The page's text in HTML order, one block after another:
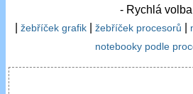
- Rychlá
žebříček grafik žebříček procesorů
notebooky podle